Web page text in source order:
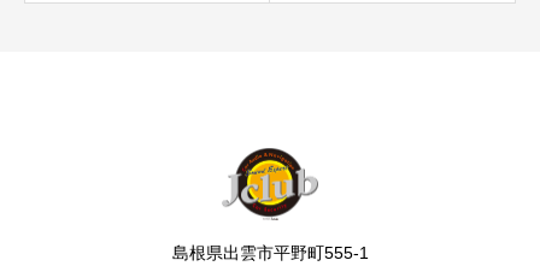
島根県出雲市平野町555-1